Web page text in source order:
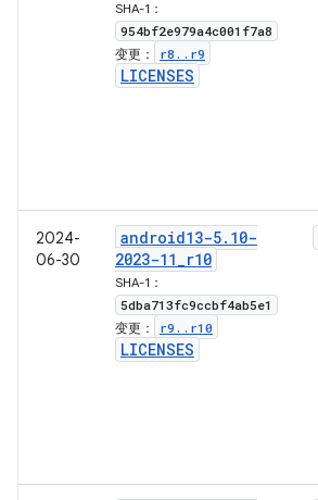
SHA-1：
954bf2e979a4c001f7a8
变更： r8 . . r9
LICENSES
2024-
06-30
android13-5. 10-
2023-11_r10
SHA-1：
5dba713fc9ccbf4ab5e1
变更： r9 . . r10
LICENSES